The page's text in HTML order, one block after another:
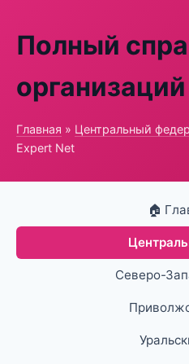
Полный
организаций
Главная » Центральный
Expert Net
🏠
Северо-